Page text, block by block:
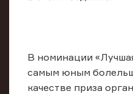
В номинации
самым юным
качестве приза